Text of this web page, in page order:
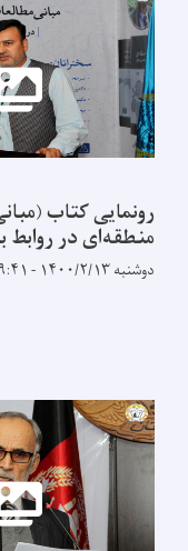
رونمایی کتاب
منطقه‌ای در روابط
دوشنبه ۱۴۰۰/۲/۱۳ - ۹:۴۱